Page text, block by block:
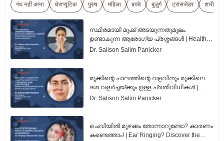
गंध नहीं आना थेराप्यूटिक पुरुष महिला बच्चे बुज़ुर्ग ट्रांसजेंडर
സ്ഥിരമായി മൂക്ക് അടയുന്നതുമൂലം
ഉണ്ടാകുന്ന ആരോഗ്യ പ്രശ്നങ്ങൾ | Health
Problems Caused by Constant Nasal Block |
Dr. Salison Salim Panicker
മൂക്കിന്റെ പാലത്തിന്റെ വളവിനും മൂക്കിലെ
ദശ വളർച്ചയ്ക്കും ഉള്ള പ്രതിവിധികൾ |
Remedies for the Curved Nose and the
Dr. Salison Salim Panicker
ചെവിയിൽ മുഴക്കം തോന്നാറുണ്ടോ? കാരണം
കണ്ടെത്താം! | Ear Ringing? Discover the